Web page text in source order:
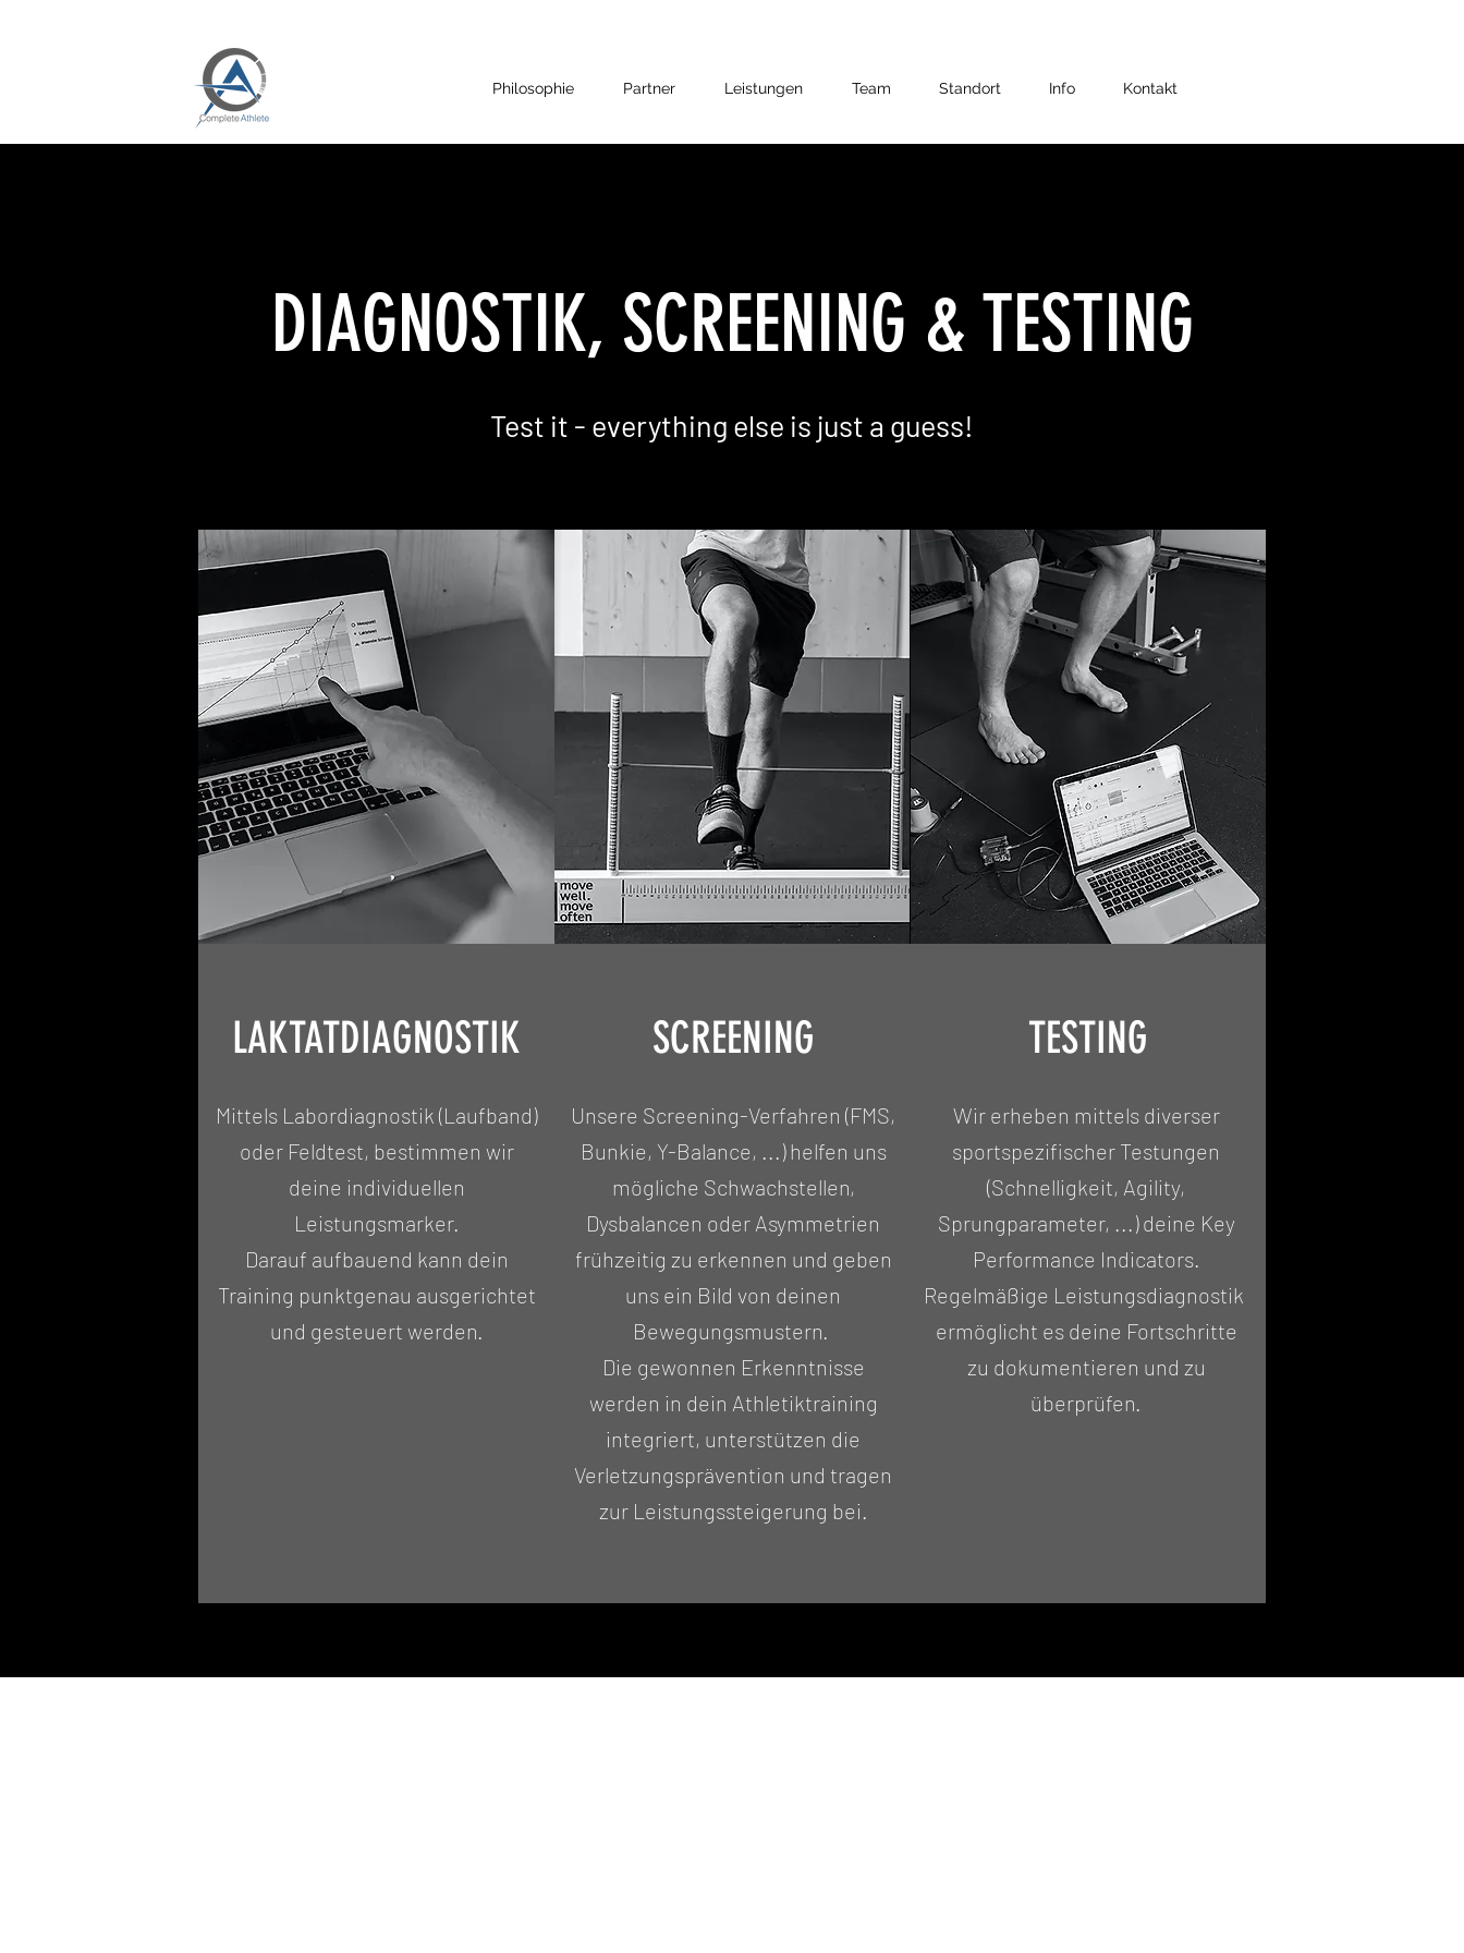
Philosophie Partner Leistungen Team Standort Info Kontakt
DIAGNOSTIK, SCREENING & TESTING
Test it - everything else is just a guess!
LAKTATDIAGNOSTIK
Mittels Labordiagnostik (Laufband)
oder Feldtest, bestimmen wir
deine individuellen
Leistungsmarker.
Darauf aufbauend kann dein
Training punktgenau ausgerichtet
und gesteuert werden.
SCREENING
Unsere Screening-Verfahren (FMS,
Bunkie, Y-Balance, ...) helfen uns
mögliche Schwachstellen,
Dysbalancen oder Asymmetrien
frühzeitig zu erkennen und geben
uns ein Bild von deinen
Bewegungsmustern.
Die gewonnen Erkenntnisse
werden in dein Athletiktraining
integriert, unterstützen die
Verletzungsprävention und tragen
zur Leistungssteigerung bei.
TESTING
Wir erheben mittels diverser
sportspezifischer Testungen
(Schnelligkeit, Agility,
Sprungparameter, ...) deine Key
Performance Indicators.
Regelmäßige Leistungsdiagnostik
ermöglicht es deine Fortschritte
zu dokumentieren und zu
überprüfen.